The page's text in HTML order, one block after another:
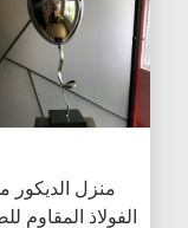
منزل
الفولاذ المقاوم